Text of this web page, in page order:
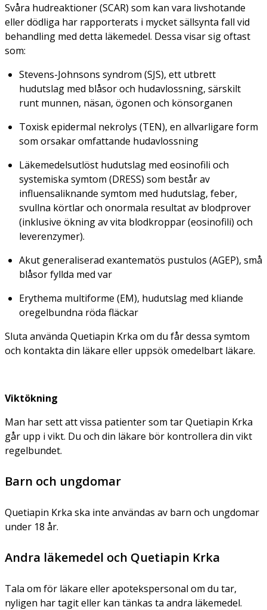
Svåra hudreaktioner (SCAR) som kan vara livshotande
eller dödliga har rapporterats i mycket sällsynta fall vid
behandling med detta läkemedel. Dessa visar sig oftast
som:
Stevens-Johnsons syndrom (SJS), ett utbrett
hudutslag med blåsor och hudavlossning, särskilt
runt munnen, näsan, ögonen och könsorganen
Toxisk epidermal nekrolys (TEN), en allvarligare form
som orsakar omfattande hudavlossning
Läkemedelsutlöst hudutslag med eosinofili och
systemiska symtom (DRESS) som består av
influensaliknande symtom med hudutslag, feber,
svullna körtlar och onormala resultat av blodprover
(inklusive ökning av vita blodkroppar (eosinofili) och
leverenzymer).
Akut generaliserad exantematös pustulos (AGEP), små
blåsor fyllda med var
Erythema multiforme (EM), hudutslag med kliande
oregelbundna röda fläckar
Sluta använda Quetiapin Krka om du får dessa symtom
och kontakta din läkare eller uppsök omedelbart läkare.
Viktökning
Man har sett att vissa patienter som tar Quetiapin Krka
går upp i vikt. Du och din läkare bör kontrollera din vikt
regelbundet.
Barn och ungdomar
Quetiapin Krka ska inte användas av barn och ungdomar
under 18 år.
Andra läkemedel och Quetiapin Krka
Tala om för läkare eller apotekspersonal om du tar,
nyligen har tagit eller kan tänkas ta andra läkemedel.